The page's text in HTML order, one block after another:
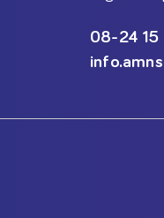
08-24 15